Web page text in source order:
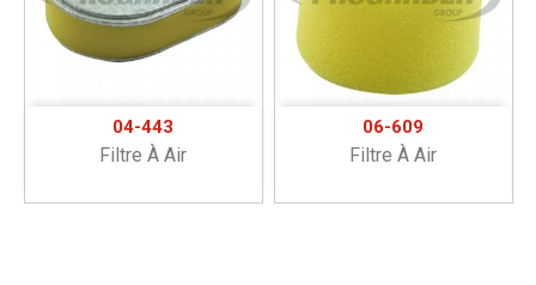
04-443
Filtre À Air
06-609
Filtre À Air